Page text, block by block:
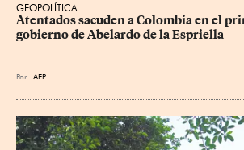
GEOPOLÍTICA
Atentados sacuden a Colombia en el
gobierno de Abelardo de la Espriella
Por AFP